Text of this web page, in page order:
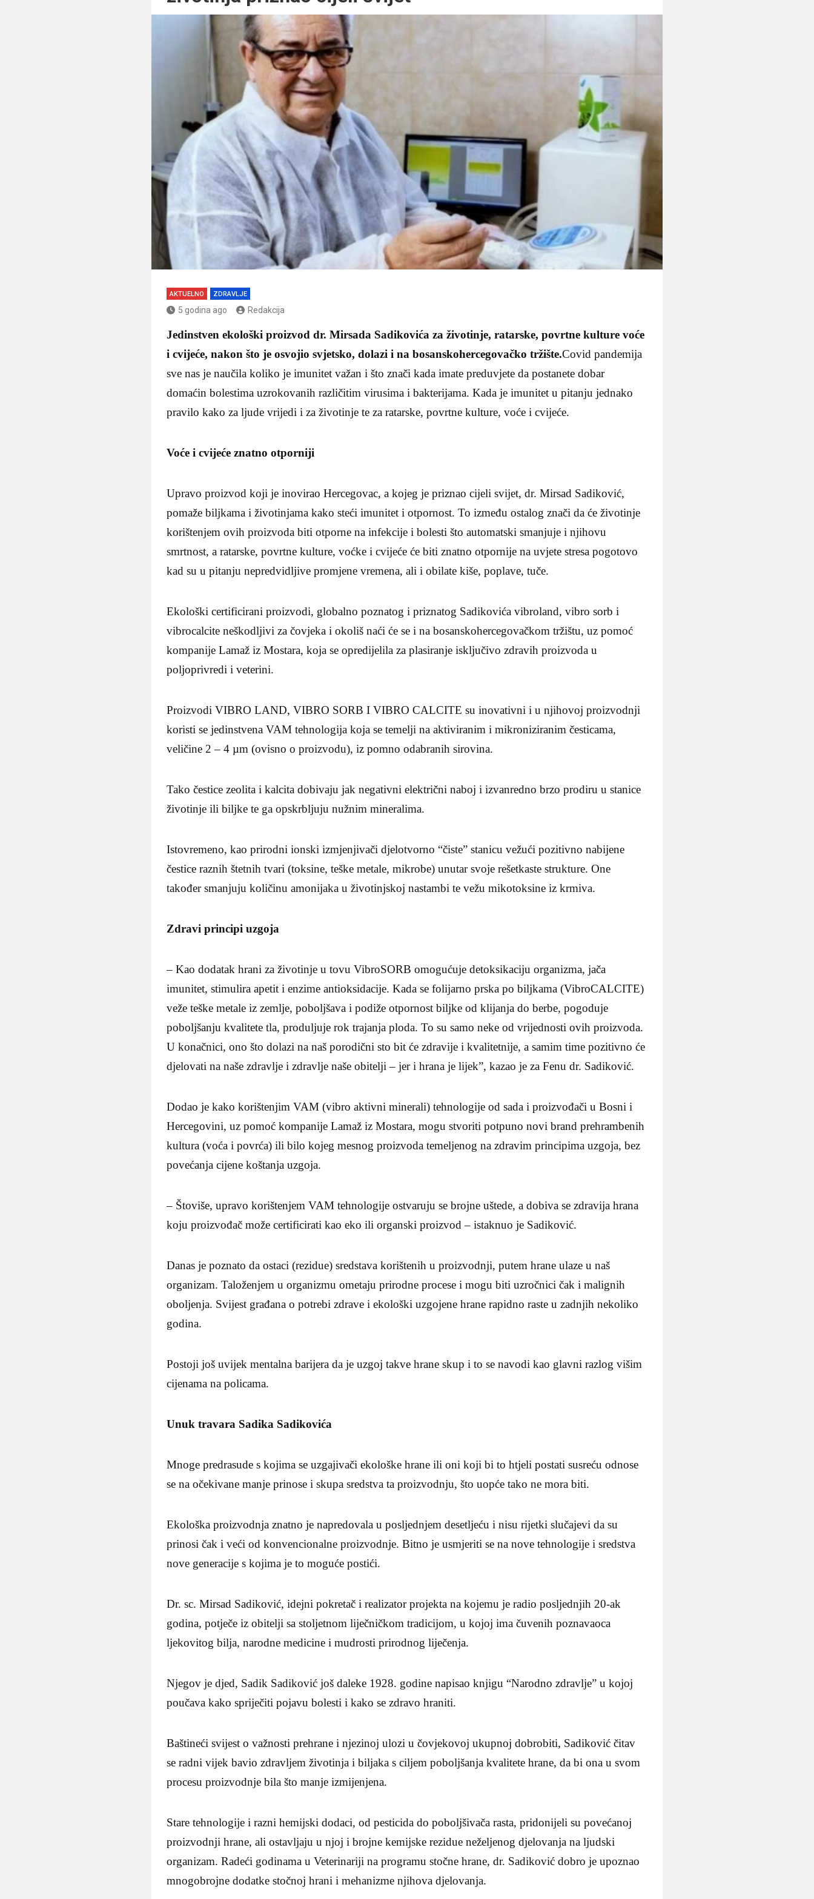
AKTUELNO ZDRAVLJE
5 godina ago Redakcija
Jedinstven ekološki proizvod dr. Mirsada Sadikovića za životinje, ratarske, povrtne kulture voće
i cvijeće, nakon što je osvojio svjetsko, dolazi i na bosanskohercegovačko tržište.Covid pandemija
sve nas je naučila koliko je imunitet važan i što znači kada imate preduvjete da postanete dobar
domaćin bolestima uzrokovanih različitim virusima i bakterijama. Kada je imunitet u pitanju jednako
pravilo kako za ljude vrijedi i za životinje te za ratarske, povrtne kulture, voće i cvijeće.
Voće i cvijeće znatno otporniji
Upravo proizvod koji je inovirao Hercegovac, a kojeg je priznao cijeli svijet, dr. Mirsad Sadiković,
pomaže biljkama i životinjama kako steći imunitet i otpornost. To između ostalog znači da će životinje
korištenjem ovih proizvoda biti otporne na infekcije i bolesti što automatski smanjuje i njihovu
smrtnost, a ratarske, povrtne kulture, voćke i cvijeće će biti znatno otpornije na uvjete stresa pogotovo
kad su u pitanju nepredvidljive promjene vremena, ali i obilate kiše, poplave, tuče.
Ekološki certificirani proizvodi, globalno poznatog i priznatog Sadikovića vibroland, vibro sorb i
vibrocalcite neškodljivi za čovjeka i okoliš naći će se i na bosanskohercegovačkom tržištu, uz pomoć
kompanije Lamaž iz Mostara, koja se opredijelila za plasiranje isključivo zdravih proizvoda u
poljoprivredi i veterini.
Proizvodi VIBRO LAND, VIBRO SORB I VIBRO CALCITE su inovativni i u njihovoj proizvodnji
koristi se jedinstvena VAM tehnologija koja se temelji na aktiviranim i mikroniziranim česticama,
veličine 2 – 4 µm (ovisno o proizvodu), iz pomno odabranih sirovina.
Tako čestice zeolita i kalcita dobivaju jak negativni električni naboj i izvanredno brzo prodiru u stanice
životinje ili biljke te ga opskrbljuju nužnim mineralima.
Istovremeno, kao prirodni ionski izmjenjivači djelotvorno “čiste” stanicu vežući pozitivno nabijene
čestice raznih štetnih tvari (toksine, teške metale, mikrobe) unutar svoje rešetkaste strukture. One
također smanjuju količinu amonijaka u životinjskoj nastambi te vežu mikotoksine iz krmiva.
Zdravi principi uzgoja
– Kao dodatak hrani za životinje u tovu VibroSORB omogućuje detoksikaciju organizma, jača
imunitet, stimulira apetit i enzime antioksidacije. Kada se folijarno prska po biljkama (VibroCALCITE)
veže teške metale iz zemlje, poboljšava i podiže otpornost biljke od klijanja do berbe, pogoduje
poboljšanju kvalitete tla, produljuje rok trajanja ploda. To su samo neke od vrijednosti ovih proizvoda.
U konačnici, ono što dolazi na naš porodični sto bit će zdravije i kvalitetnije, a samim time pozitivno će
djelovati na naše zdravlje i zdravlje naše obitelji – jer i hrana je lijek”, kazao je za Fenu dr. Sadiković.
Dodao je kako korištenjim VAM (vibro aktivni minerali) tehnologije od sada i proizvođači u Bosni i
Hercegovini, uz pomoć kompanije Lamaž iz Mostara, mogu stvoriti potpuno novi brand prehrambenih
kultura (voća i povrća) ili bilo kojeg mesnog proizvoda temeljenog na zdravim principima uzgoja, bez
povećanja cijene koštanja uzgoja.
– Štoviše, upravo korištenjem VAM tehnologije ostvaruju se brojne uštede, a dobiva se zdravija hrana
koju proizvođač može certificirati kao eko ili organski proizvod – istaknuo je Sadiković.
Danas je poznato da ostaci (rezidue) sredstava korištenih u proizvodnji, putem hrane ulaze u naš
organizam. Taloženjem u organizmu ometaju prirodne procese i mogu biti uzročnici čak i malignih
oboljenja. Svijest građana o potrebi zdrave i ekološki uzgojene hrane rapidno raste u zadnjih nekoliko
godina.
Postoji još uvijek mentalna barijera da je uzgoj takve hrane skup i to se navodi kao glavni razlog višim
cijenama na policama.
Unuk travara Sadika Sadikovića
Mnoge predrasude s kojima se uzgajivači ekološke hrane ili oni koji bi to htjeli postati susreću odnose
se na očekivane manje prinose i skupa sredstva ta proizvodnju, što uopće tako ne mora biti.
Ekološka proizvodnja znatno je napredovala u posljednjem desetljeću i nisu rijetki slučajevi da su
prinosi čak i veći od konvencionalne proizvodnje. Bitno je usmjeriti se na nove tehnologije i sredstva
nove generacije s kojima je to moguće postići.
Dr. sc. Mirsad Sadiković, idejni pokretač i realizator projekta na kojemu je radio posljednjih 20-ak
godina, potječe iz obitelji sa stoljetnom liječničkom tradicijom, u kojoj ima čuvenih poznavaoca
ljekovitog bilja, narodne medicine i mudrosti prirodnog liječenja.
Njegov je djed, Sadik Sadiković još daleke 1928. godine napisao knjigu “Narodno zdravlje” u kojoj
poučava kako spriječiti pojavu bolesti i kako se zdravo hraniti.
Baštineći svijest o važnosti prehrane i njezinoj ulozi u čovjekovoj ukupnoj dobrobiti, Sadiković čitav
se radni vijek bavio zdravljem životinja i biljaka s ciljem poboljšanja kvalitete hrane, da bi ona u svom
procesu proizvodnje bila što manje izmijenjena.
Stare tehnologije i razni hemijski dodaci, od pesticida do poboljšivača rasta, pridonijeli su povećanoj
proizvodnji hrane, ali ostavljaju u njoj i brojne kemijske rezidue neželjenog djelovanja na ljudski
organizam. Radeći godinama u Veterinariji na programu stočne hrane, dr. Sadiković dobro je upoznao
mnogobrojne dodatke stočnoj hrani i mehanizme njihova djelovanja.